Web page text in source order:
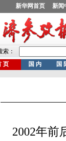
2002年前